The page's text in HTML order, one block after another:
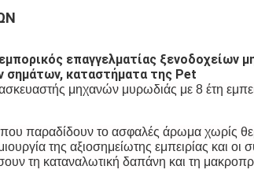
επαγγελματίας ξενοδοχείων
σημάτων, καταστήματα της Pet
μηχανών μυρωδιάς με 8 έτη
παραδίδουν το ασφαλές άρωμα χωρίς
της αξιοσημείωτης εμπειρίας και
τη καταναλωτική δαπάνη και τη